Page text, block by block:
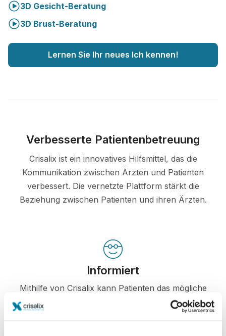
3D Gesicht-Beratung
3D Brust-Beratung
Lernen Sie Ihr neues Ich kennen!
Verbesserte Patientenbetreuung
Crisalix ist ein innovatives Hilfsmittel, das die
Kommunikation zwischen Ärzten und Patienten
verbessert. Die vernetzte Plattform stärkt die
Beziehung zwischen Patienten und ihren Ärzten.
Informiert
Mithilfe von Crisalix kann Patienten das mögliche
Ergebnis ihres gewünschten Eingriffes anhand
einer dreidimensionalen Simulation ihres Körpers